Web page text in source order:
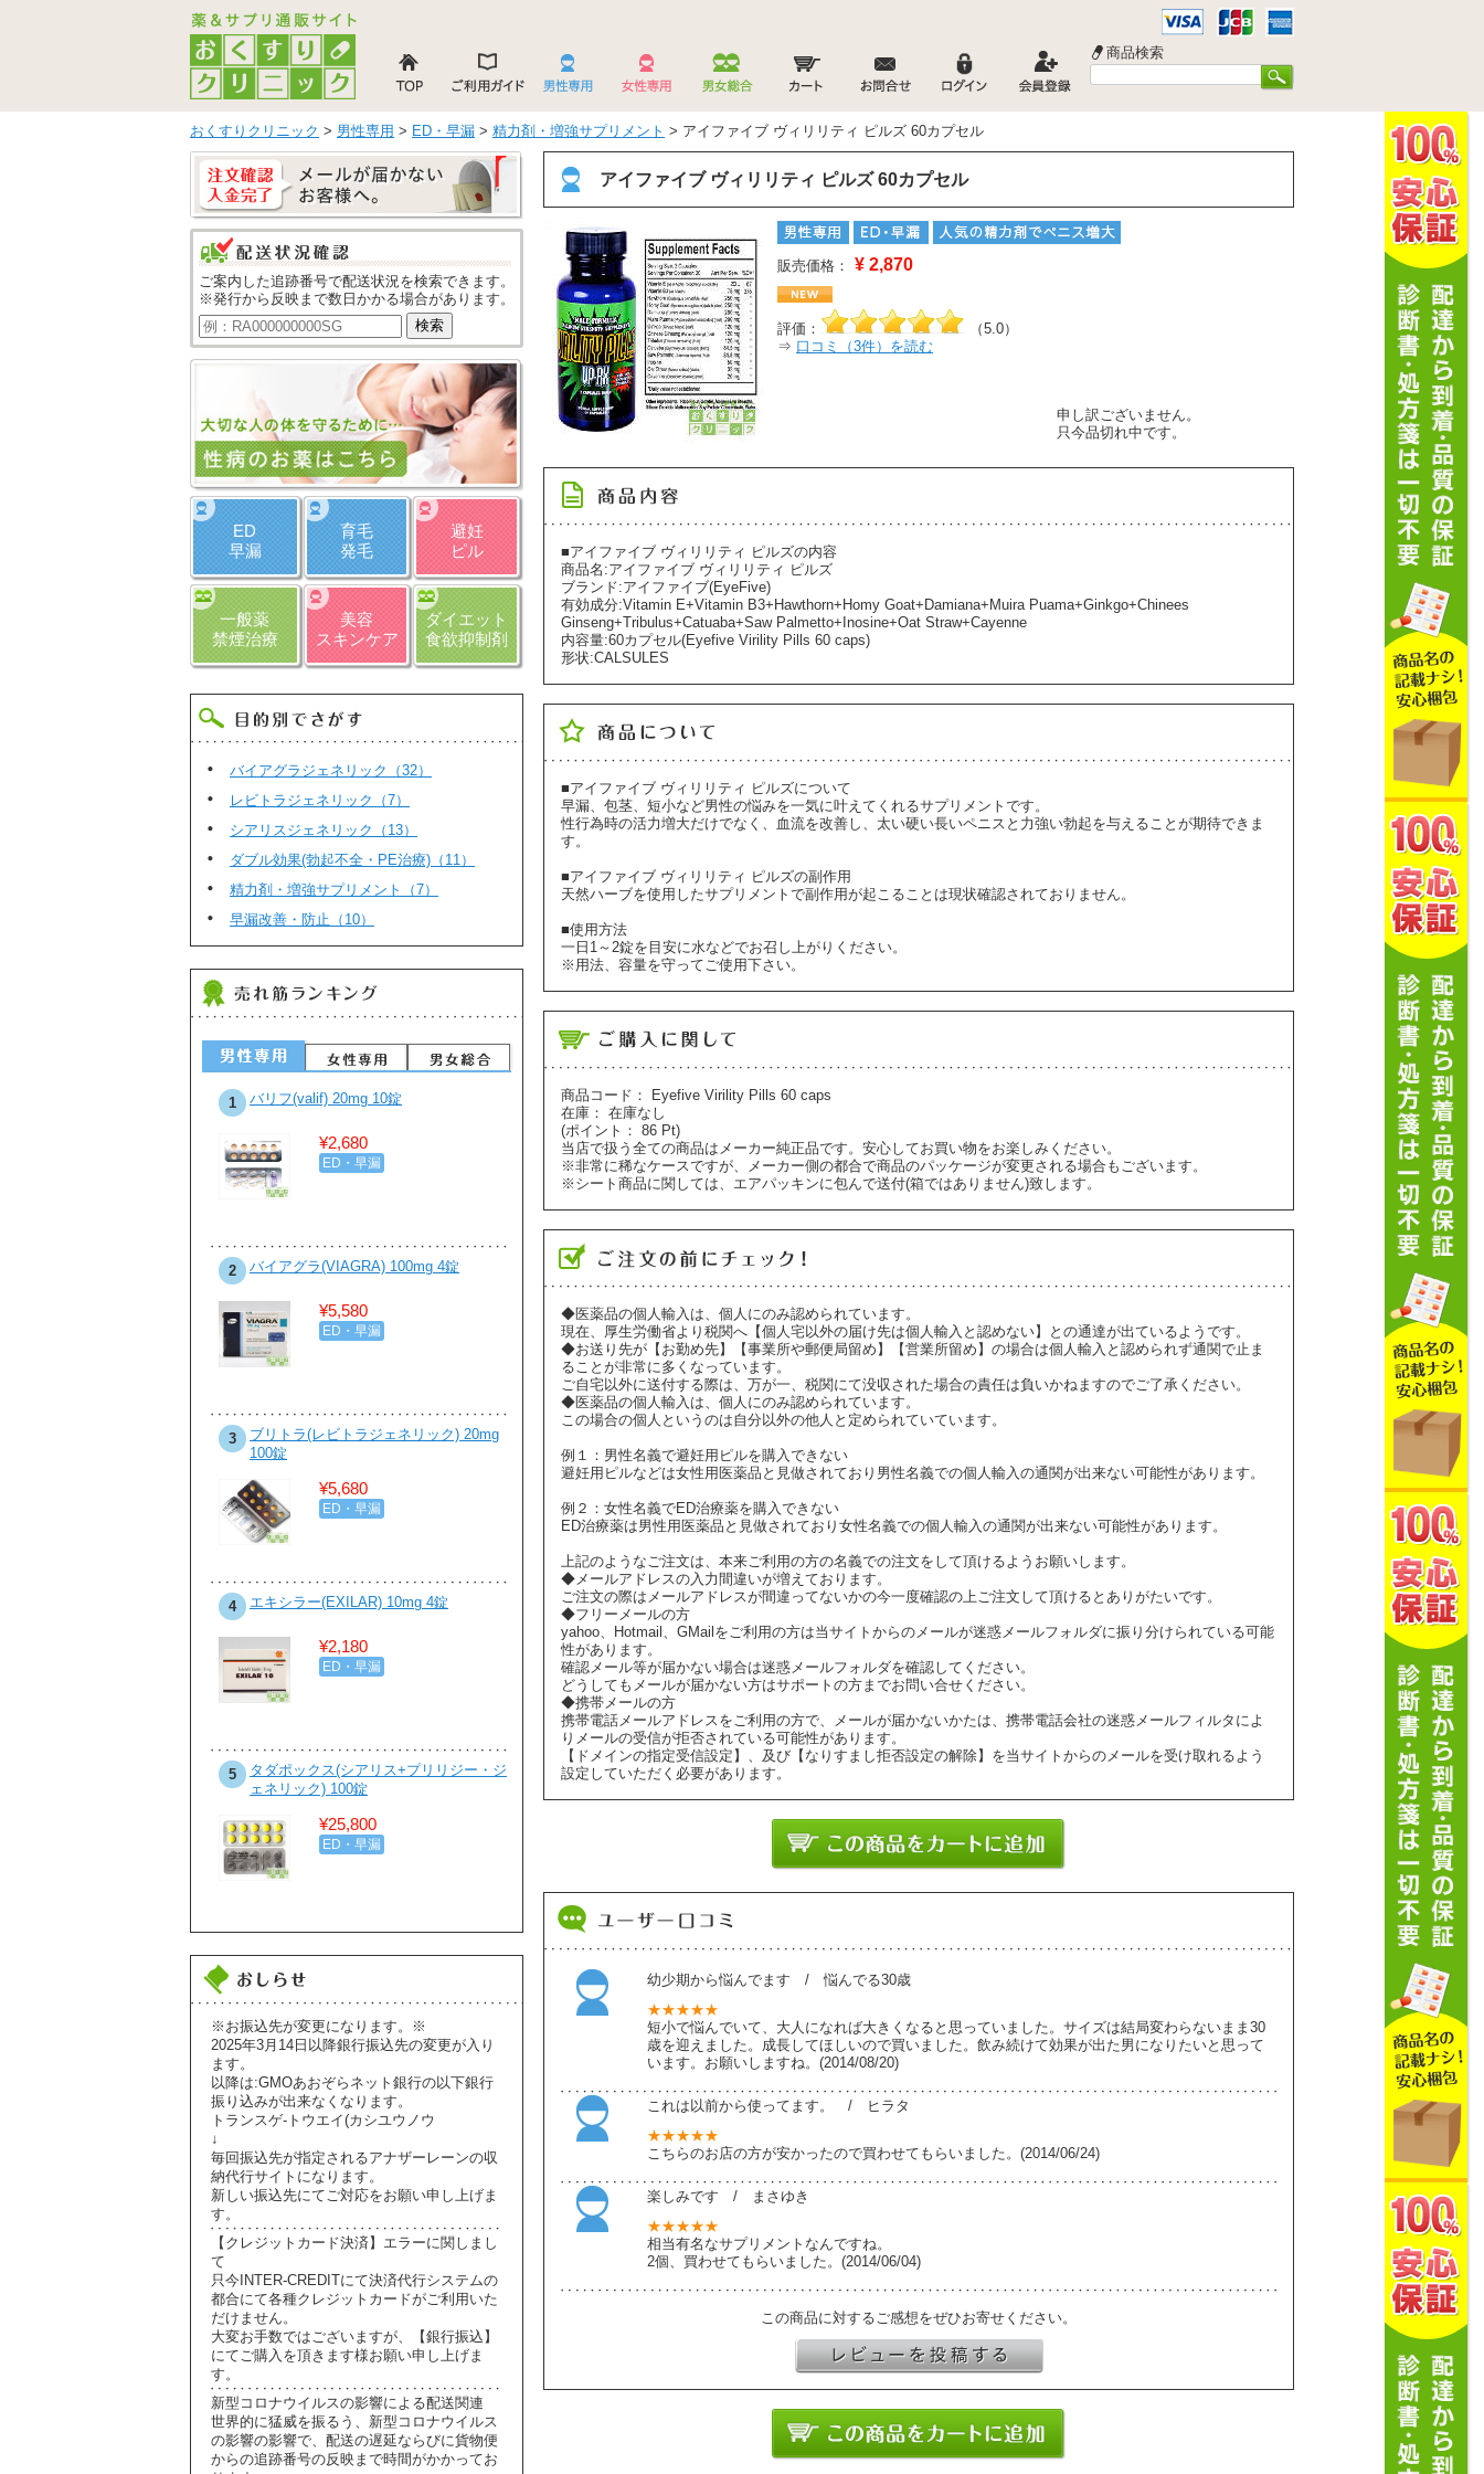
商品検索
おくすりクリニック > 男性専用 > ED・早漏 > 精力剤・増強サプリメント > アイファイブ ヴィリリティ ピルズ 60カプセル
アイファイブ ヴィリリティ ピルズ 60カプセル
販売価格： ¥ 2,870
評価： （5.0）
⇒ 口コミ（3件）を読む
申し訳ございません。
只今品切れ中です。
■アイファイブ ヴィリリティ ピルズの内容
商品名:アイファイブ ヴィリリティ ピルズ
ブランド:アイファイブ(EyeFive)
有効成分:Vitamin E+Vitamin B3+Hawthorn+Homy Goat+Damiana+Muira Puama+Ginkgo+Chinees
Ginseng+Tribulus+Catuaba+Saw Palmetto+Inosine+Oat Straw+Cayenne
内容量:60カプセル(Eyefive Virility Pills 60 caps)
形状:CALSULES
■アイファイブ ヴィリリティ ピルズについて
早漏、包茎、短小など男性の悩みを一気に叶えてくれるサプリメントです。
性行為時の活力増大だけでなく、血流を改善し、太い硬い長いペニスと力強い勃起を与えることが期待できま
す。
■アイファイブ ヴィリリティ ピルズの副作用
天然ハーブを使用したサプリメントで副作用が起こることは現状確認されておりません。
■使用方法
一日1～2錠を目安に水などでお召し上がりください。
※用法、容量を守ってご使用下さい。
商品コード：
Eyefive Virility Pills 60 caps
在庫： 在庫なし
(ポイント： 86 Pt)
当店で扱う全ての商品はメーカー純正品です。安心してお買い物をお楽しみください。
※非常に稀なケースですが、メーカー側の都合で商品のパッケージが変更される場合もございます。
※シート商品に関しては、エアパッキンに包んで送付(箱ではありません)致します。
◆医薬品の個人輸入は、個人にのみ認められています。
現在、厚生労働省より税関へ【個人宅以外の届け先は個人輸入と認めない】との通達が出ているようです。
◆お送り先が【お勤め先】【事業所や郵便局留め】【営業所留め】の場合は個人輸入と認められず通関で止ま
ることが非常に多くなっています。
ご自宅以外に送付する際は、万が一、税関にて没収された場合の責任は負いかねますのでご了承ください。
◆医薬品の個人輸入は、個人にのみ認められています。
この場合の個人というのは自分以外の他人と定められていています。
例１：男性名義で避妊用ピルを購入できない
避妊用ピルなどは女性用医薬品と見做されており男性名義での個人輸入の通関が出来ない可能性があります。
例２：女性名義でED治療薬を購入できない
ED治療薬は男性用医薬品と見做されており女性名義での個人輸入の通関が出来ない可能性があります。
上記のようなご注文は、本来ご利用の方の名義での注文をして頂けるようお願いします。
◆メールアドレスの入力間違いが増えております。
ご注文の際はメールアドレスが間違ってないかの今一度確認の上ご注文して頂けるとありがたいです。
◆フリーメールの方
yahoo、Hotmail、GMailをご利用の方は当サイトからのメールが迷惑メールフォルダに振り分けられている可能
性があります。
確認メール等が届かない場合は迷惑メールフォルダを確認してください。
どうしてもメールが届かない方はサポートの方までお問い合せください。
◆携帯メールの方
携帯電話メールアドレスをご利用の方で、メールが届かないかたは、携帯電話会社の迷惑メールフィルタによ
りメールの受信が拒否されている可能性があります。
【ドメインの指定受信設定】、及び【なりすまし拒否設定の解除】を当サイトからのメールを受け取れるよう
設定していただく必要があります。
幼少期から悩んでます / 悩んでる30歳
★★★★★
短小で悩んでいて、大人になれば大きくなると思っていました。サイズは結局変わらないまま30
歳を迎えました。成長してほしいので買いました。飲み続けて効果が出た男になりたいと思って
います。お願いしますね。(2014/08/20)
これは以前から使ってます。 / ヒラタ
★★★★★
こちらのお店の方が安かったので買わせてもらいました。(2014/06/24)
楽しみです / まさゆき
★★★★★
相当有名なサプリメントなんですね。
2個、買わせてもらいました。(2014/06/04)
この商品に対するご感想をぜひお寄せください。
ご案内した追跡番号で配送状況を検索できます。
※発行から反映まで数日かかる場合があります。
ED
早漏
育毛
発毛
避妊
ピル
一般薬
禁煙治療
美容
スキンケア
ダイエット
食欲抑制剤
バイアグラジェネリック（32）
レビトラジェネリック（7）
シアリスジェネリック（13）
ダブル効果(勃起不全・PE治療)（11）
精力剤・増強サプリメント（7）
早漏改善・防止（10）
1 バリフ(valif) 20mg 10錠
¥2,680
ED・早漏
2 バイアグラ(VIAGRA) 100mg 4錠
¥5,580
ED・早漏
3
ブリトラ(レビトラジェネリック) 20mg
100錠
¥5,680
ED・早漏
4 エキシラー(EXILAR) 10mg 4錠
¥2,180
ED・早漏
5
タダポックス(シアリス+プリリジー・ジ
ェネリック) 100錠
¥25,800
ED・早漏
アイピル 1.5mg 1錠
¥1,980
避妊・ピル
ルミガン(LUMIGAN) 3ml 0.01%
¥2,980
美容・スキンケア
¥2,370
避妊・ピル
コスメライトクリーム(COSMELITE
CREAM) 15gm
¥2,180
美容・スキンケア
5 マルチビタミン 100mg 30カプセル
ットジェネリック500mg お得な
※お振込先が変更になります。※
2025年3月14日以降銀行振込先の変更が入り
ます。
以降は:GMOあおぞらネット銀行の以下銀行
振り込みが出来なくなります。
トランスゲ-トウエイ(カシユウノウ
↓
毎回振込先が指定されるアナザーレーンの収
納代行サイトになります。
新しい振込先にてご対応をお願い申し上げま
す。
【クレジットカード決済】エラーに関しまし
て
只今INTER-CREDITにて決済代行システムの
都合にて各種クレジットカードがご利用いた
だけません。
大変お手数ではございますが、【銀行振込】
にてご購入を頂きます様お願い申し上げま
す。
新型コロナウイルスの影響による配送関連
世界的に猛威を振るう、新型コロナウイルス
の影響の影響で、配送の遅延ならびに貨物便
からの追跡番号の反映まで時間がかかってお